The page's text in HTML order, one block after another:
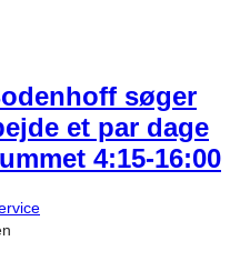
søger
et par dage
4:15-16:00